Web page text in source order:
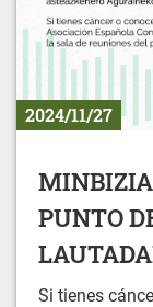
2024/11/27
PUNTO
Si tienes